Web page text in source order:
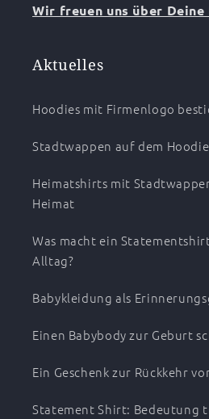
Wir freuen uns über
Aktuelles
Hoodies mit Firmenlogo
Stadtwappen auf dem
Heimatshirts mit
Heimat
Was macht ein
Alltag?
Babykleidung als
Einen Babybody zur Geburt
Ein Geschenk zur Rückkehr
Statement Shirt: Bedeutung